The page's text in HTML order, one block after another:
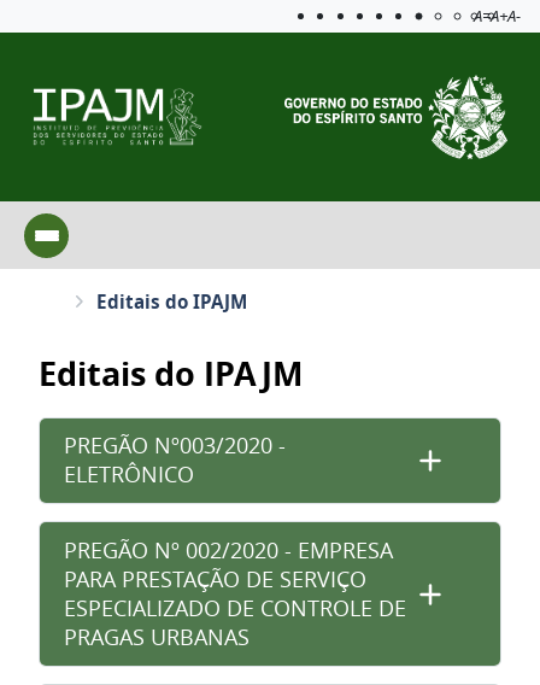
Aplicar
A=A+A-
Editais do IPAJM
Editais do IPAJM
PREGÃO Nº003/2020 -
ELETRÔNICO
PREGÃO Nº 002/2020 - EMPRESA
PARA PRESTAÇÃO DE SERVIÇO
ESPECIALIZADO DE CONTROLE DE
PRAGAS URBANAS